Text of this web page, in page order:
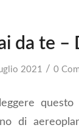
da te
2021 / 0
di